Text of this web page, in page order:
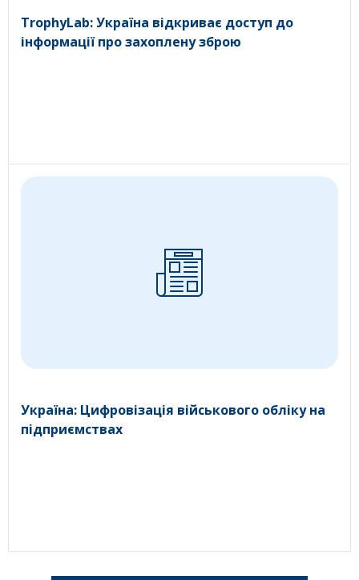
TrophyLab: Україна відкриває доступ до
інформації про захоплену зброю
Україна: Цифровізація військового обліку на
підприємствах